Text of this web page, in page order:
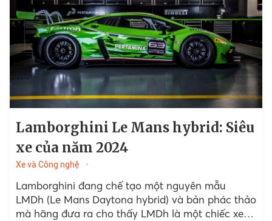
Lamborghini Le Mans hybrid: Siêu
xe của năm 2024
Xe và Công nghệ
Lamborghini đang chế tạo một nguyên mẫu
LMDh (Le Mans Daytona hybrid) và bản phác thảo
mà hãng đưa ra cho thấy LMDh là một chiếc xe